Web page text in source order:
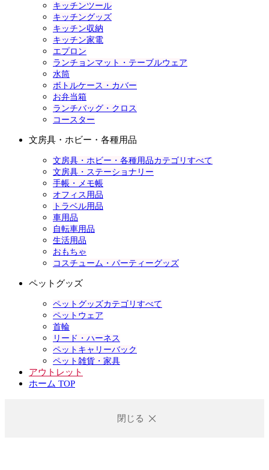
キッチンツール
キッチングッズ
キッチン収納
キッチン家電
エプロン
ランチョンマット・テーブルウェア
水筒
ボトルケース・カバー
お弁当箱
ランチバッグ・クロス
コースター
文房具・ホビー・各種用品
文房具・ホビー・各種用品カテゴリすべて
文房具・ステーショナリー
手帳・メモ帳
オフィス用品
トラベル用品
車用品
自転車用品
生活用品
おもちゃ
コスチューム・パーティーグッズ
ペットグッズ
ペットグッズカテゴリすべて
ペットウェア
首輪
リード・ハーネス
ペットキャリーバック
ペット雑貨・家具
アウトレット
ホーム TOP
閉じる